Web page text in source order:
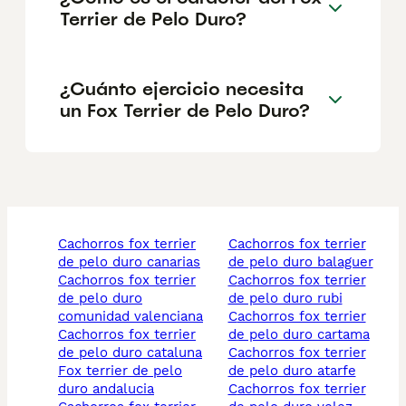
Terrier de Pelo Duro?
¿Cuánto ejercicio necesita
un Fox Terrier de Pelo Duro?
cachorros fox terrier
de pelo duro canarias
cachorros fox terrier
de pelo duro
comunidad valenciana
cachorros fox terrier
de pelo duro cataluna
fox terrier de pelo
duro andalucia
cachorros fox terrier
de pelo duro balaguer
cachorros fox terrier
de pelo duro rubi
cachorros fox terrier
de pelo duro cartama
cachorros fox terrier
de pelo duro atarfe
cachorros fox terrier